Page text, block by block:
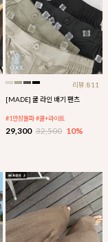
리뷰:811
[MADE] 쿨 라인 배기 팬츠
#1만장돌파 #쿨+라이트
29,300 32,500 10%